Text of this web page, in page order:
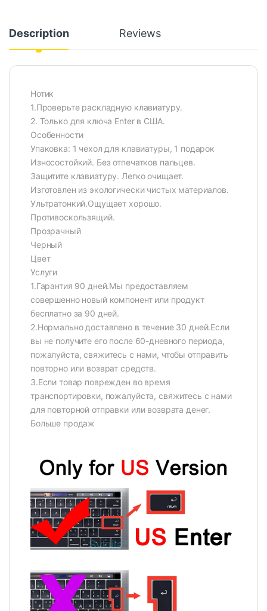
Description Reviews
Нотик
1.Проверьте раскладную клавиатуру.
2. Только для ключа Enter в США.
Особенности
Упаковка: 1 чехол для клавиатуры, 1 подарок
Износостойкий. Без отпечатков пальцев.
Защитите клавиатуру. Легко очищает.
Изготовлен из экологически чистых материалов.
Ультратонкий.Ощущает хорошо.
Противоскользящий.
Прозрачный
Черный
Цвет
Услуги
1.Гарантия 90 дней.Мы предоставляем
совершенно новый компонент или продукт
бесплатно за 90 дней.
2.Нормально доставлено в течение 30 дней.Если
вы не получите его после 60-дневного периода,
пожалуйста, свяжитесь с нами, чтобы отправить
повторно или возврат средств.
3.Если товар поврежден во время
транспортировки, пожалуйста, свяжитесь с нами
для повторной отправки или возврата денег.
Больше продаж